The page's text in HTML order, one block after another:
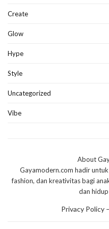
Create
Glow
Hype
Style
Uncategorized
Vibe
About
Gayamodern.com hadir
fashion, dan kreativitas bagi
dan
Privacy Policy